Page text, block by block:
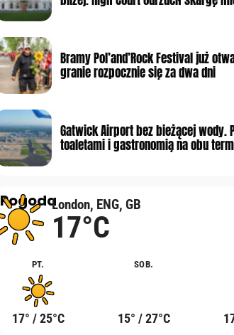
Bramy Pol’and’Rock Festival już
granie rozpocznie się za dwa dni
Gatwick Airport bez bieżącej wody.
toaletami i gastronomią na obu
PogodaLondon, ENG, GB
17°C
PT.
17° / 25°C
SOB.
15° / 27°C